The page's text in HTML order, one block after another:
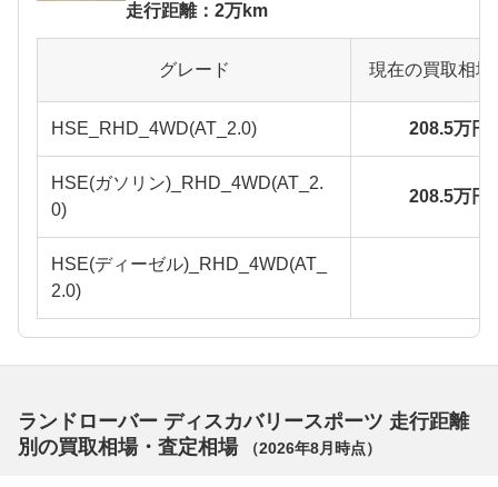
走行距離：2万km
グレード 現在の買取相
HSE_RHD_4WD(AT_2.0) 208.5万円
HSE(ガソリン)_RHD_4WD(AT_2.
0)
208.5万円
HSE(ディーゼル)_RHD_4WD(AT_
2.0)
ランドローバー ディスカバリースポーツ 走行距離
別の買取相場・査定相場
（2026年8月 時点）